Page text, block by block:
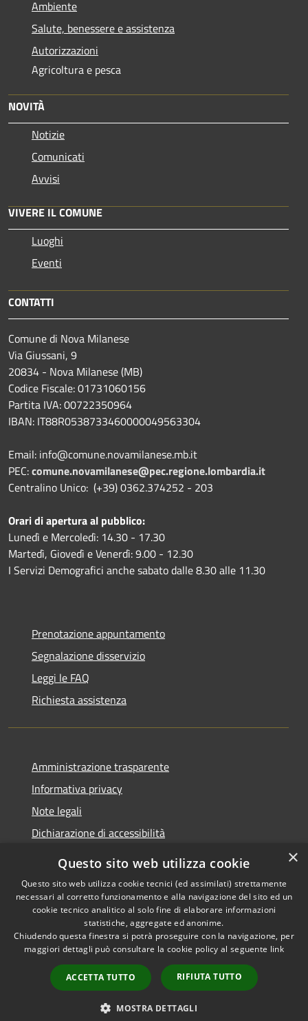
Ambiente
Salute, benessere e assistenza
Autorizzazioni
Agricoltura e pesca
NOVITÀ
Notizie
Comunicati
Avvisi
VIVERE IL COMUNE
Luoghi
Eventi
CONTATTI
Comune di Nova Milanese
Via Giussani, 9
20834 - Nova Milanese (MB)
Codice Fiscale: 01731060156
Partita IVA: 00722350964
IBAN: IT88R0538733460000049563304
Email: info@comune.novamilanese.mb.it
PEC:comune.novamilanese@pec.regione.lombardia.it
Centralino Unico: (+39) 0362.374252 - 203
Orari di apertura al pubblico:
Lunedì e Mercoledì: 14.30 - 17.30
Martedì, Giovedì e Venerdì: 9.00 - 12.30
I Servizi Demografici anche sabato dalle 8.30 alle 11.30
Prenotazione appuntamento
Segnalazione disservizio
Leggi le FAQ
Richiesta assistenza
Amministrazione trasparente
Informativa privacy
Note legali
Dichiarazione di accessibilità
RSS
Privacy
Cookie
Mappa del sito
Extranet
Copyright © 2026 • Comune di
Nova Milanese • Powered by
Municipium•Accesso
redazione
×
Questo sito web utilizza cookie
Questo sito web utilizza cookie tecnici (ed assimilati) strettamente
necessari al corretto funzionamento e alla navigazione del sito ed un
cookie tecnico analitico al solo fine di elaborare informazioni
statistiche, aggregate ed anonime.
Chiudendo questa finestra si potrà proseguire con la navigazione, per
maggiori dettagli può consultare la cookie policy al seguente link
ACCETTA TUTTO RIFIUTA TUTTO
MOSTRA DETTAGLI